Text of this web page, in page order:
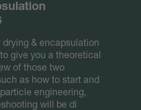
& encapsulation
give you a theoretical
of those two
as how to start and
engineering,
will be di